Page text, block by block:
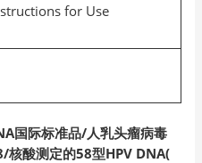
for Use
国际标准品/人乳头瘤病毒
核酸测定的58型HPV DNA(